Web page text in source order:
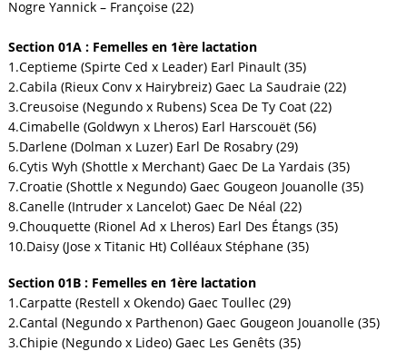
Nogre Yannick – Françoise (22)
Section 01A : Femelles en 1ère lactation
1.Ceptieme (Spirte Ced x Leader) Earl Pinault (35)
2.Cabila (Rieux Conv x Hairybreiz) Gaec La Saudraie (22)
3.Creusoise (Negundo x Rubens) Scea De Ty Coat (22)
4.Cimabelle (Goldwyn x Lheros) Earl Harscouët (56)
5.Darlene (Dolman x Luzer) Earl De Rosabry (29)
6.Cytis Wyh (Shottle x Merchant) Gaec De La Yardais (35)
7.Croatie (Shottle x Negundo) Gaec Gougeon Jouanolle (35)
8.Canelle (Intruder x Lancelot) Gaec De Néal (22)
9.Chouquette (Rionel Ad x Lheros) Earl Des Étangs (35)
10.Daisy (Jose x Titanic Ht) Colléaux Stéphane (35)
Section 01B : Femelles en 1ère lactation
1.Carpatte (Restell x Okendo) Gaec Toullec (29)
2.Cantal (Negundo x Parthenon) Gaec Gougeon Jouanolle (35)
3.Chipie (Negundo x Lideo) Gaec Les Genêts (35)